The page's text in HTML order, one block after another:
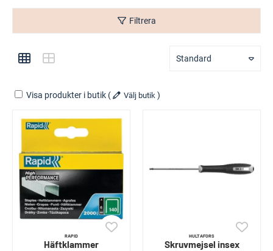
Filtrera
Standard
Visa produkter i butik ( Välj butik )
RAPID
Häftklammer
HULTAFORS
Skruvmejsel insex